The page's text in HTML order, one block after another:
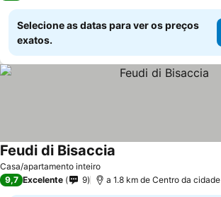
Selecione as datas para ver os preços
exatos.
Casa/apartamento inteiro
Feudi di Bisaccia
9,7 Excelente 9 a 1.8 km de Centro da cidade